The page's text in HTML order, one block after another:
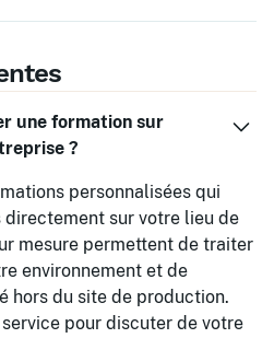
une formation sur
?
personnalisées qui
sur votre lieu de
mesure permettent de traiter
environnement et de
hors du site de production.
pour discuter de votre